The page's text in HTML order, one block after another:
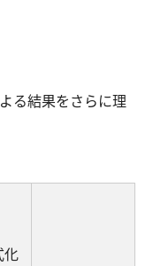
る結果をさらに理
化